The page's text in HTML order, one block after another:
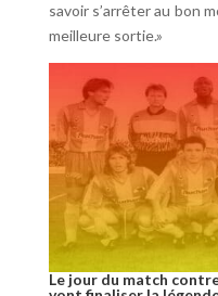
savoir s’arrêter au bon
meilleure sortie.»
Le jour du match